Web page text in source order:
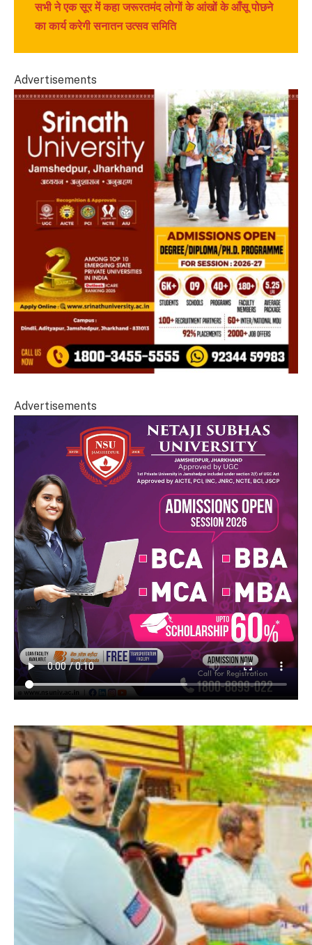
सभी ने एक सूर में कहा जरूरतमंद लोगों के आंखों के आँसू पोछने
का कार्य करेगी सनातन उत्सव समिति
Advertisements
Advertisements